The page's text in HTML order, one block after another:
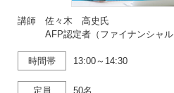
講師 佐々木 高史氏
AFP認定者（ファイナンシャル
時間帯 13:00～14:30
定員 50名